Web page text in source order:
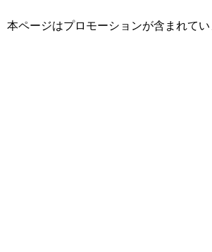
本ページはプロモーションが含まれてい